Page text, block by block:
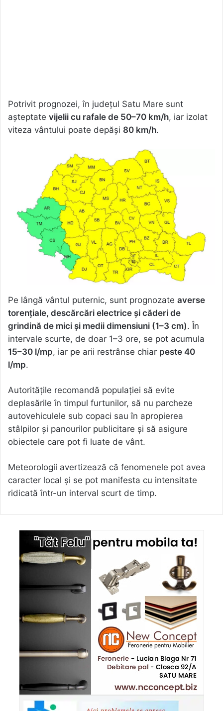
Potrivit prognozei, în județul Satu Mare sunt
așteptate vijelii cu rafale de 50–70 km/h, iar izolat
viteza vântului poate depăși 80 km/h.
Pe lângă vântul puternic, sunt prognozate averse
torențiale, descărcări electrice și căderi de
grindină de mici și medii dimensiuni (1–3 cm). În
intervale scurte, de doar 1–3 ore, se pot acumula
15–30 l/mp, iar pe arii restrânse chiar peste 40
l/mp.
Autoritățile recomandă populației să evite
deplasările în timpul furtunilor, să nu parcheze
autovehiculele sub copaci sau în apropierea
stâlpilor și panourilor publicitare și să asigure
obiectele care pot fi luate de vânt.
Meteorologii avertizează că fenomenele pot avea
caracter local și se pot manifesta cu intensitate
ridicată într-un interval scurt de timp.